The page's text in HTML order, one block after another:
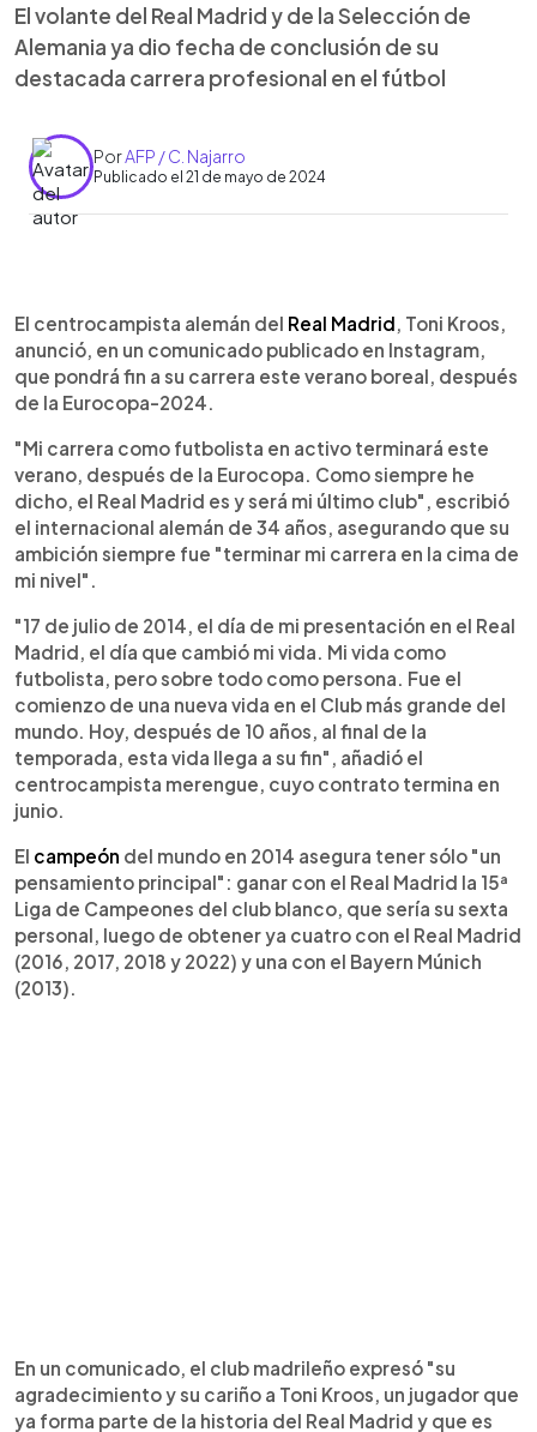
El volante del Real Madrid y de la Selección de
Alemania ya dio fecha de conclusión de su
destacada carrera profesional en el fútbol
PorAFP / C. Najarro
Publicado el 21 de mayo de 2024
Escuchar artículo
El centrocampista alemán del Real Madrid , Toni Kroos,
anunció, en un comunicado publicado en Instagram,
que pondrá fin a su carrera este verano boreal, después
de la Eurocopa-2024.
"Mi carrera como futbolista en activo terminará este
verano, después de la Eurocopa. Como siempre he
dicho, el Real Madrid es y será mi último club", escribió
el internacional alemán de 34 años, asegurando que su
ambición siempre fue "terminar mi carrera en la cima de
mi nivel".
"17 de julio de 2014, el día de mi presentación en el Real
Madrid, el día que cambió mi vida. Mi vida como
futbolista, pero sobre todo como persona. Fue el
comienzo de una nueva vida en el Club más grande del
mundo. Hoy, después de 10 años, al final de la
temporada, esta vida llega a su fin", añadió el
centrocampista merengue, cuyo contrato termina en
junio.
El campeón del mundo en 2014 asegura tener sólo "un
pensamiento principal": ganar con el Real Madrid la 15ª
Liga de Campeones del club blanco, que sería su sexta
personal, luego de obtener ya cuatro con el Real Madrid
(2016, 2017, 2018 y 2022) y una con el Bayern Múnich
(2013).
En un comunicado, el club madrileño expresó "su
agradecimiento y su cariño a Toni Kroos, un jugador que
ya forma parte de la historia del Real Madrid y que es